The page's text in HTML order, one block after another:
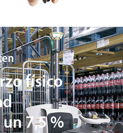
físico
7,5 %